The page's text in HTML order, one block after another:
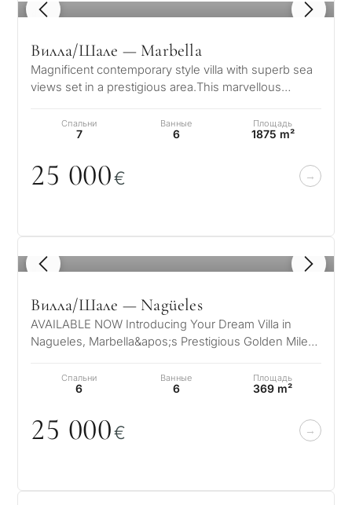
1 / 8
Вилла/Шале — Marbella
Magnificent contemporary style villa with superb sea
views set in a prestigious area.This marvellous
Спальни
7
Ванные
6
Площадь
1875 m²
25 000€
1 / 8
Вилла/Шале — Nagüeles
AVAILABLE NOW Introducing Your Dream Villa in
Nagueles, Marbella&apos;s Prestigious Golden Mile
Спальни
6
Ванные
6
Площадь
369 m²
25 000€